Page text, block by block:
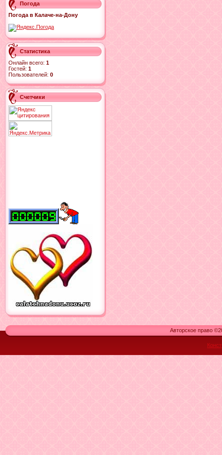
Погода
Погода в Калаче-на-Дону
Статистика
Онлайн всего: 1
Гостей: 1
Пользователей: 0
Счетчики
Авторское право